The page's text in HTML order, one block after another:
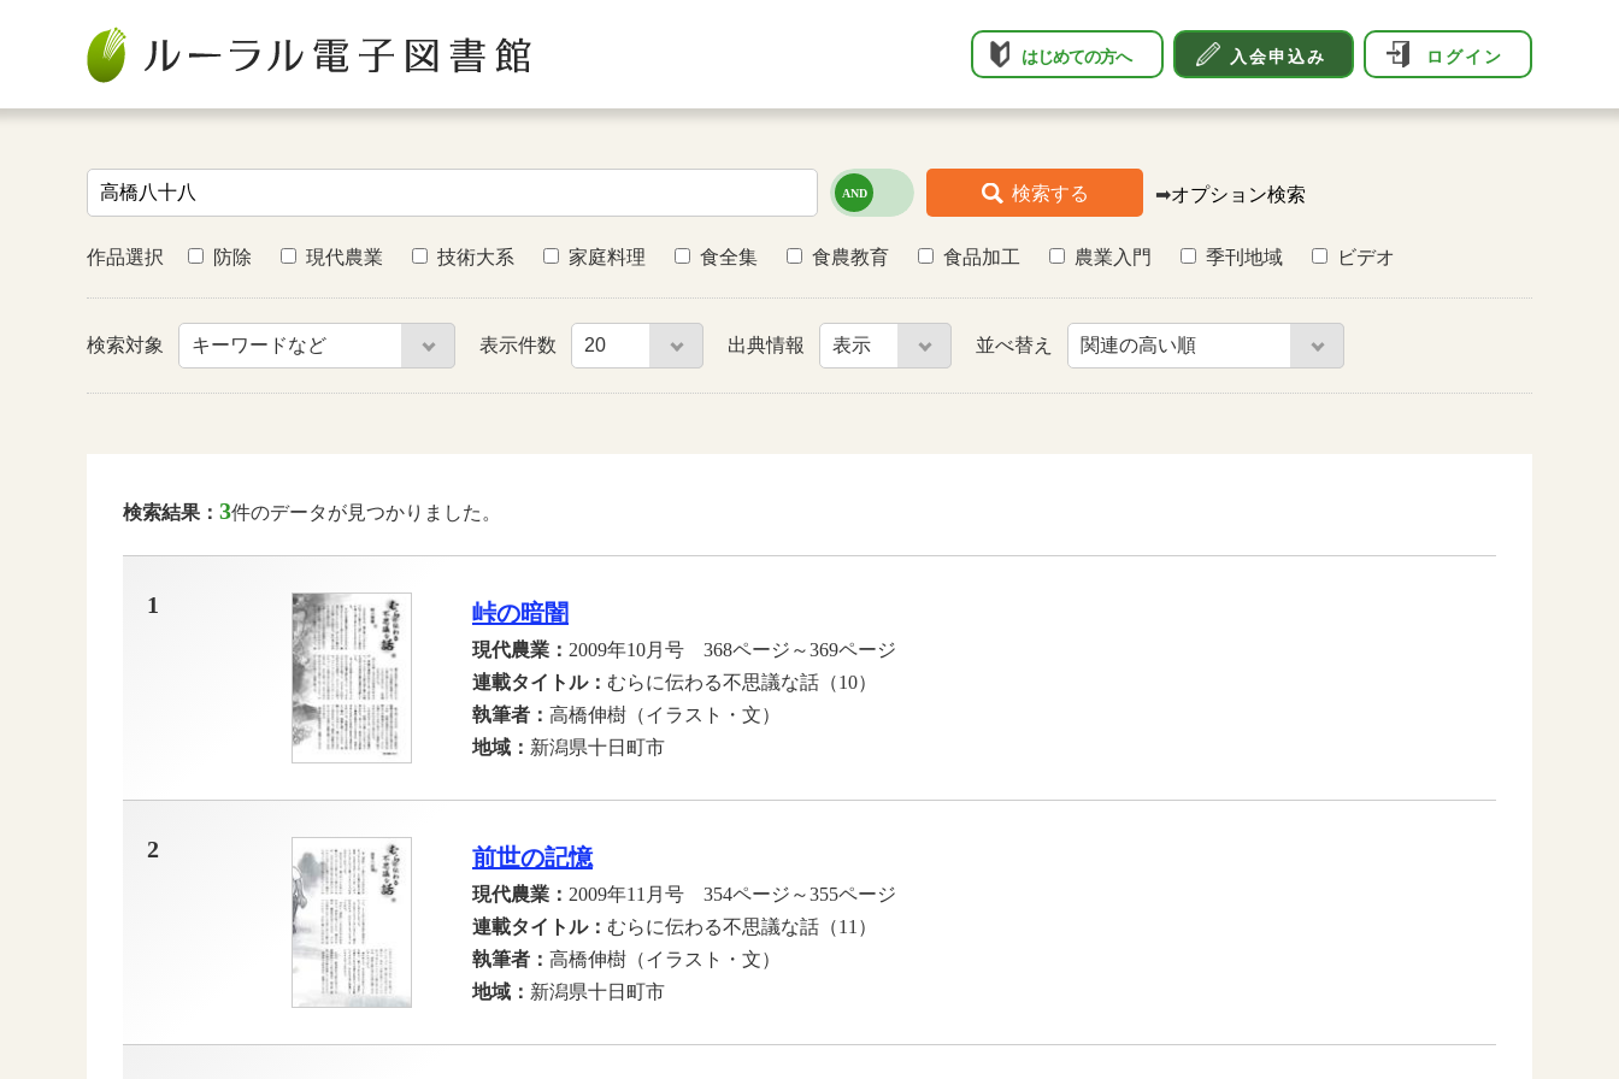
はじめての方へ 入会申込み ログイン
検索する ➡オプション検索
作品選択 防除 現代農業 技術大系 家庭料理 食全集 食農教育 食品加工 農業入門 季刊地域 ビデオ
検索対象 表示件数 出典情報 並べ替え
検索結果： 3件のデータが見つかりました。
1 峠の暗闇
現代農業： 2009年10月号 368ページ～369ページ
連載タイトル： むらに伝わる不思議な話（10）
執筆者： 高橋伸樹（イラスト・文）
地域： 新潟県十日町市
2 前世の記憶
現代農業： 2009年11月号 354ページ～355ページ
連載タイトル： むらに伝わる不思議な話（11）
執筆者： 高橋伸樹（イラスト・文）
地域： 新潟県十日町市